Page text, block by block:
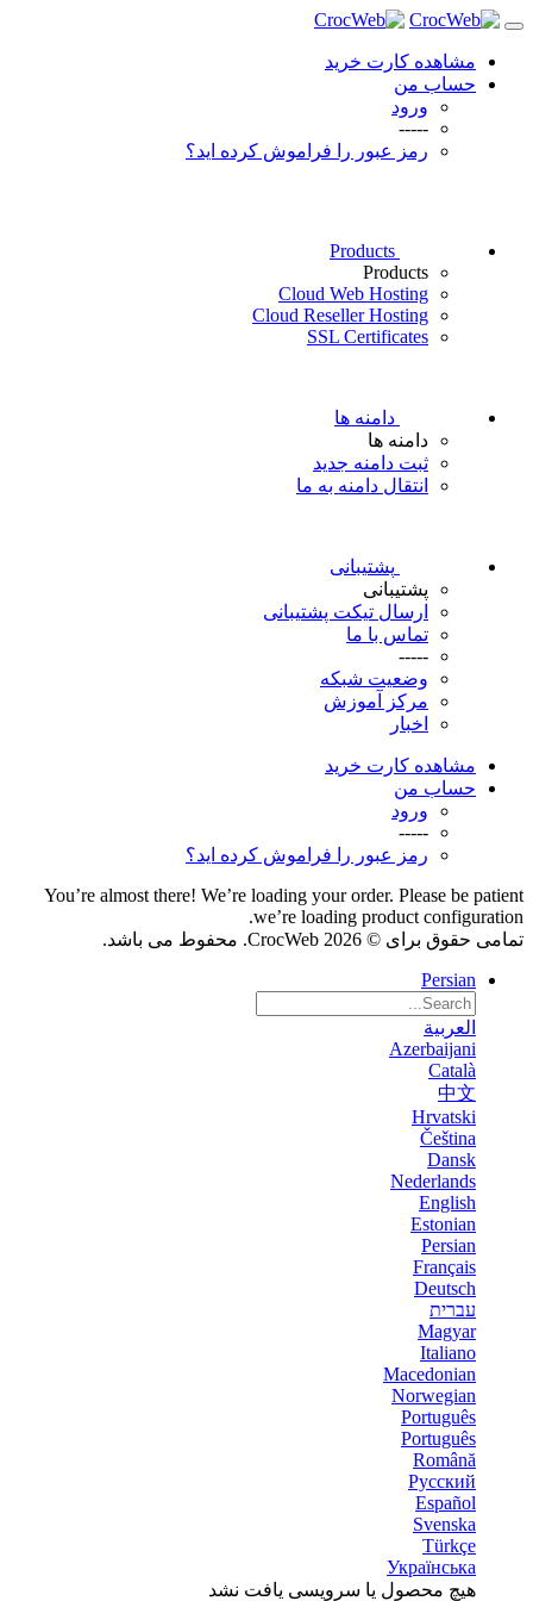
مشاهده کارت خرید
حساب من
ورود
-----
رمز عبور را فراموش کرده اید؟
Products
Products
Cloud Web Hosting
Cloud Reseller Hosting
SSL Certificates
دامنه ها
دامنه ها
ثبت دامنه جدید
انتقال دامنه به ما
پشتیبانی
پشتیبانی
ارسال تیکت پشتیبانی
تماس با ما
-----
وضعیت شبکه
مرکز آموزش
اخبار
مشاهده کارت خرید
حساب من
ورود
-----
رمز عبور را فراموش کرده اید؟
You’re almost there! We’re loading your order. Please be patient
we’re loading product configuration.
تمامی حقوق برای © 2026 CrocWeb. محفوط می باشد.
Persian
العربية
Azerbaijani
Català
中文
Hrvatski
Čeština
Dansk
Nederlands
English
Estonian
Persian
Français
Deutsch
עברית
Magyar
Italiano
Macedonian
Norwegian
Português
Português
Română
Русский
Español
Svenska
Türkçe
Українська
هیچ محصول یا سرویسی یافت نشد